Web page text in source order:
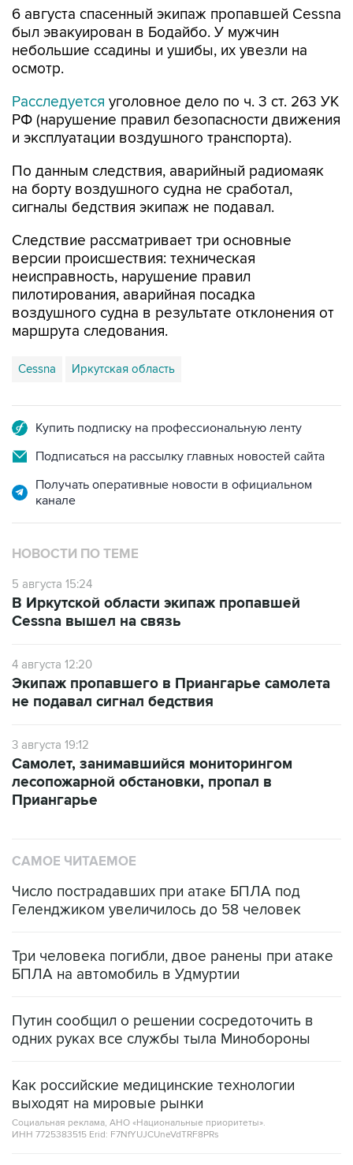
6 августа спасенный экипаж пропавшей Cessna
был эвакуирован в Бодайбо. У мужчин
небольшие ссадины и ушибы, их увезли на
осмотр.
Расследуется уголовное дело по ч. 3 ст. 263 УК
РФ (нарушение правил безопасности движения
и эксплуатации воздушного транспорта).
По данным следствия, аварийный радиомаяк
на борту воздушного судна не сработал,
сигналы бедствия экипаж не подавал.
Следствие рассматривает три основные
версии происшествия: техническая
неисправность, нарушение правил
пилотирования, аварийная посадка
воздушного судна в результате отклонения от
маршрута следования.
Cessna Иркутская область
Купить подписку на профессиональную ленту
Подписаться на рассылку главных новостей сайта
Получать оперативные новости в официальном
канале
НОВОСТИ ПО ТЕМЕ
5 августа 15:24
В Иркутской области экипаж пропавшей
Cessna вышел на связь
4 августа 12:20
Экипаж пропавшего в Приангарье самолета
не подавал сигнал бедствия
3 августа 19:12
Самолет, занимавшийся мониторингом
лесопожарной обстановки, пропал в
Приангарье
САМОЕ ЧИТАЕМОЕ
Число пострадавших при атаке БПЛА под
Геленджиком увеличилось до 58 человек
Три человека погибли, двое ранены при атаке
БПЛА на автомобиль в Удмуртии
Путин сообщил о решении сосредоточить в
одних руках все службы тыла Минобороны
Как российские медицинские технологии
выходят на мировые рынки
Социальная реклама, АНО «Национальные приоритеты».
ИНН 7725383515 Erid: F7NfYUJCUneVdTRF8PRs